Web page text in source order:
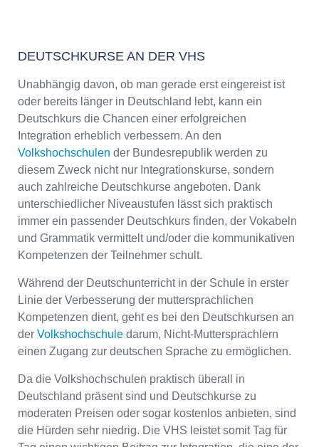
DEUTSCHKURSE AN DER VHS
Unabhängig davon, ob man gerade erst eingereist ist
oder bereits länger in Deutschland lebt, kann ein
Deutschkurs die Chancen einer erfolgreichen
Integration erheblich verbessern. An den
Volkshochschulen der Bundesrepublik werden zu
diesem Zweck nicht nur Integrationskurse, sondern
auch zahlreiche Deutschkurse angeboten. Dank
unterschiedlicher Niveaustufen lässt sich praktisch
immer ein passender Deutschkurs finden, der Vokabeln
und Grammatik vermittelt und/oder die kommunikativen
Kompetenzen der Teilnehmer schult.
Während der Deutschunterricht in der Schule in erster
Linie der Verbesserung der muttersprachlichen
Kompetenzen dient, geht es bei den Deutschkursen an
der Volkshochschule darum, Nicht-Muttersprachlern
einen Zugang zur deutschen Sprache zu ermöglichen.
Da die Volkshochschulen praktisch überall in
Deutschland präsent sind und Deutschkurse zu
moderaten Preisen oder sogar kostenlos anbieten, sind
die Hürden sehr niedrig. Die VHS leistet somit Tag für